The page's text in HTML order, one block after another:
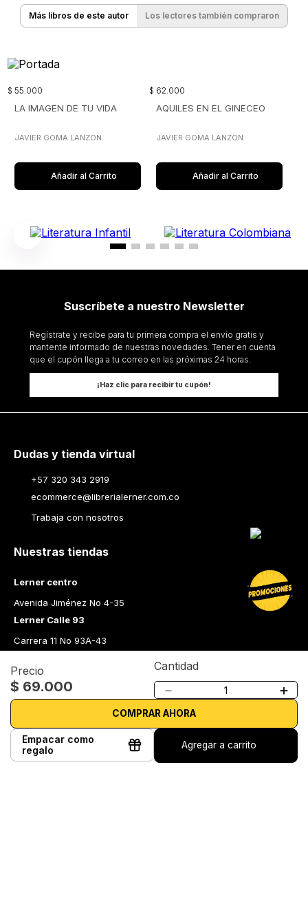
Precio
$ 69.000
Cantidad
＋
－
COMPRAR AHORA
Empacar como
regalo
Agregar a carrito
Más libros de este autor Los lectores también compraron
$ 55.000
LA IMAGEN DE TU VIDA
JAVIER GOMA LANZON
Añadir al Carrito
$ 62.000
AQUILES EN EL GINECEO
JAVIER GOMA LANZON
Añadir al Carrito
Suscríbete a nuestro Newsletter
Regístrate y recibe para tu primera compra el envío gratis y
mantente informado de nuestras novedades. Tener en cuenta
que el cupón llega a tu correo en las próximas 24 horas.
¡Haz clic para recibir tu cupón!
Dudas y tienda virtual
+57 320 343 2919
ecommerce@librerialerner.com.co
Trabaja con nosotros
Nuestras tiendas
Lerner centro
Avenida Jiménez No 4-35
Lerner Calle 93
Carrera 11 No 93A-43
Carrera 43 A No. 05 A - 113 Local 103 Edificio One Plaza PH
Medellín Colombia
Librería Lerner - Comprar libros en Colombia
Quiénes somos
Librerías